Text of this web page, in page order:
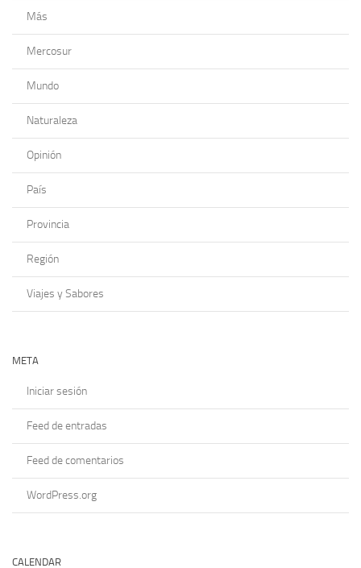
Más
Mercosur
Mundo
Naturaleza
Opinión
País
Provincia
Región
Viajes y Sabores
META
Iniciar sesión
Feed de entradas
Feed de comentarios
WordPress.org
CALENDAR